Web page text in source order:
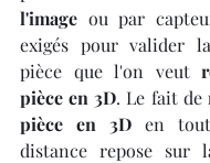
l'image ou par
exigés pour valider
pièce que l'on veut
pièce en 3D. Le fait de
pièce en 3D en
distance repose sur